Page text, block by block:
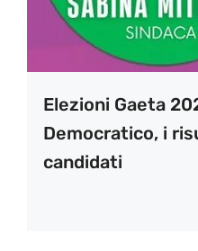
Elezioni Gaeta
Democratico, i
candidati